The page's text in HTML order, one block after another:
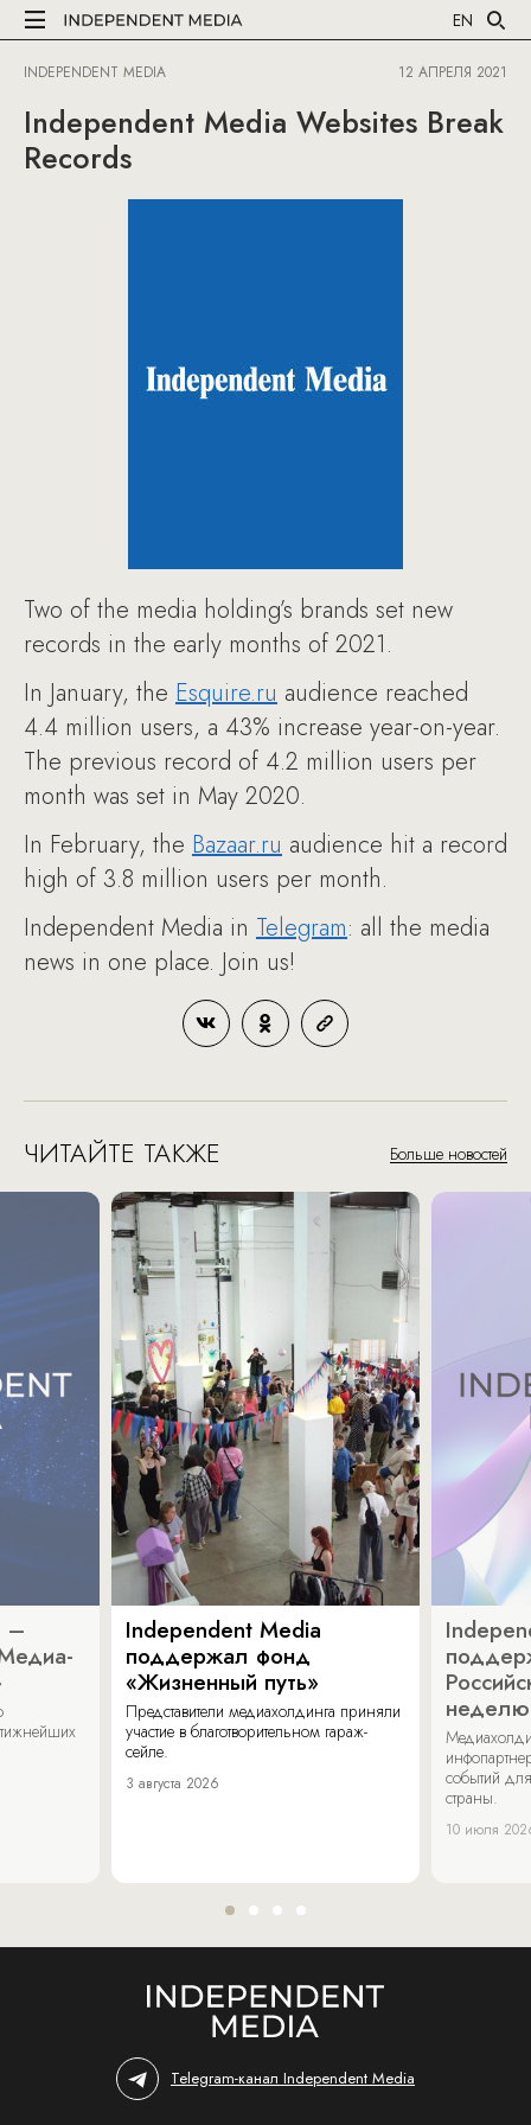
EN
INDEPENDENT MEDIA 12 АПРЕЛЯ 2021
Independent Media Websites Break
Records
Two of the media holding’s brands set new
records in the early months of 2021.
In January, the Esquire.ru audience reached
4.4 million users, a 43% increase year-on-year.
The previous record of 4.2 million users per
month was set in May 2020.
In February, the Bazaar.ru audience hit a record
high of 3.8 million users per month.
Independent Media in Telegram: all the media
news in one place. Join us!
ЧИТАЙТЕ ТАКЖЕ Больше новостей
–
Independent Media
поддержал фонд
«Жизненный путь»
Представители медиахолдинга приняли
участие в благотворительном гараж-
сейле.
3 августа 2026
неделю
событий
страны.
10 июля
Telegram-канал Independent Media